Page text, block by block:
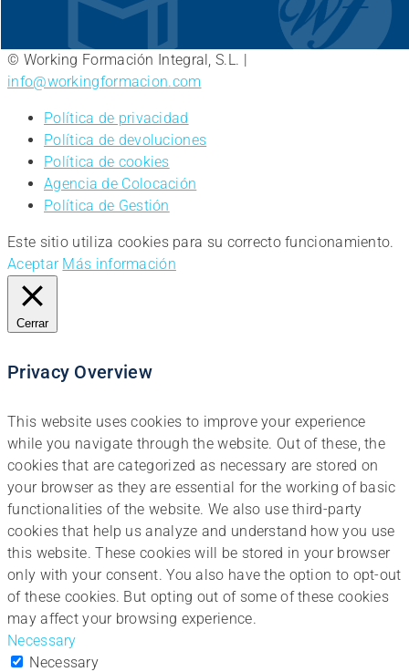
© Working Formación Integral, S.L. |
info@workingformacion.com
Política de privacidad
Política de devoluciones
Política de cookies
Agencia de Colocación
Política de Gestión
Este sitio utiliza cookies para su correcto funcionamiento.
Aceptar Más información
Cerrar
Privacy Overview
This website uses cookies to improve your experience
while you navigate through the website. Out of these, the
cookies that are categorized as necessary are stored on
your browser as they are essential for the working of basic
functionalities of the website. We also use third-party
cookies that help us analyze and understand how you use
this website. These cookies will be stored in your browser
only with your consent. You also have the option to opt-out
of these cookies. But opting out of some of these cookies
may affect your browsing experience.
Necessary
Necessary